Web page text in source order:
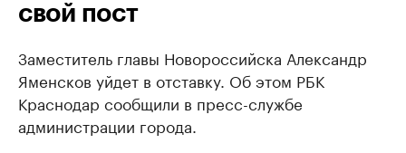
свой пост
Заместитель главы Новороссийска Александр
Яменсков уйдет в отставку. Об этом РБК
Краснодар сообщили в пресс-службе
администрации города.